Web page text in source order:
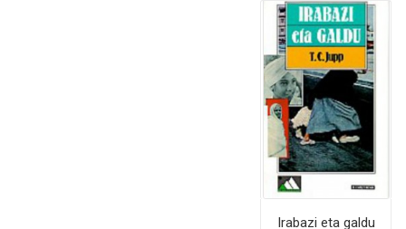
Irabazi eta galdu